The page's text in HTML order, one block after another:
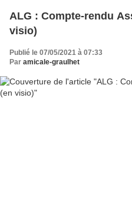
ALG : Compte-rendu
visio)
Publié le 07/05/2021 à 07:33
Par amicale-graulhet